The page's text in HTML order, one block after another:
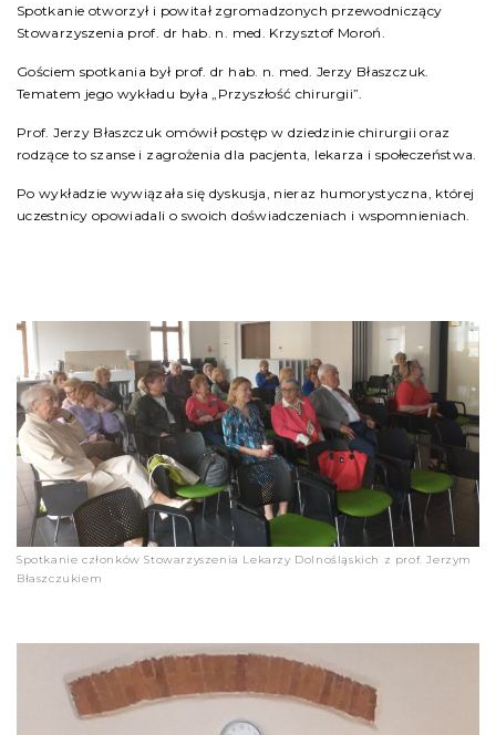
Spotkanie otworzył i powitał zgromadzonych przewodniczący
Stowarzyszenia prof. dr hab. n. med. Krzysztof Moroń.
Gościem spotkania był prof. dr hab. n. med. Jerzy Błaszczuk.
Tematem jego wykładu była „Przyszłość chirurgii”.
Prof. Jerzy Błaszczuk omówił postęp w dziedzinie chirurgii oraz
rodzące to szanse i zagrożenia dla pacjenta, lekarza i społeczeństwa.
Po wykładzie wywiązała się dyskusja, nieraz humorystyczna, której
uczestnicy opowiadali o swoich doświadczeniach i wspomnieniach.
Spotkanie członków Stowarzyszenia Lekarzy Dolnośląskich z prof. Jerzym
Błaszczukiem